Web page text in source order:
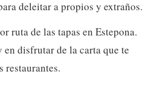
deleitar a propios y extraños.
ruta de las tapas en Estepona.
en disfrutar de la carta que te
restaurantes.